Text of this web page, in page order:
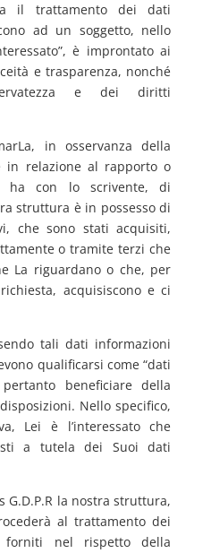
il trattamento dei dati
ad un soggetto, nello
è improntato ai
e trasparenza, nonché
e dei diritti
in osservanza della
in relazione al rapporto o
ha con lo scrivente, di
struttura è in possesso di
che sono stati acquisiti,
o tramite terzi che
La riguardano o che, per
acquisiscono e ci
tali dati informazioni
qualificarsi come “dati
beneficiare della
Nello specifico,
Lei è l’interessato che
a tutela dei Suoi dati
G.D.P.R la nostra struttura,
al trattamento dei
nel rispetto della